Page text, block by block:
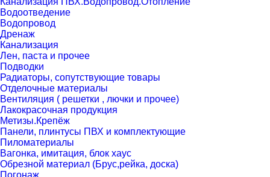
Водоотведение
Водопровод
Дренаж
Канализация
Лен, паста и прочее
Подводки
Радиаторы, сопутствующие товары
Отделочные материалы
Вентиляция ( решетки , лючки и прочее)
Лакокрасочная продукция
Метизы.Крепёж
Панели, плинтусы ПВХ и комплектующие
Пиломатериалы
Вагонка, имитация, блок хаус
Обрезной материал (Брус,рейка, доска)
Погонаж